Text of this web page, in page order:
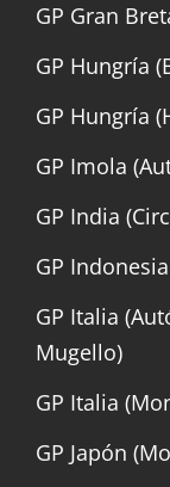
GP Gran
GP Hungría
GP Hungría
GP Imola
GP India
GP
GP Italia
Mugello)
GP Italia
GP Japón